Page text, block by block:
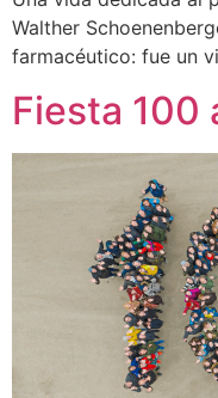
Walther
farmacéutico: fue un
Fiesta 100